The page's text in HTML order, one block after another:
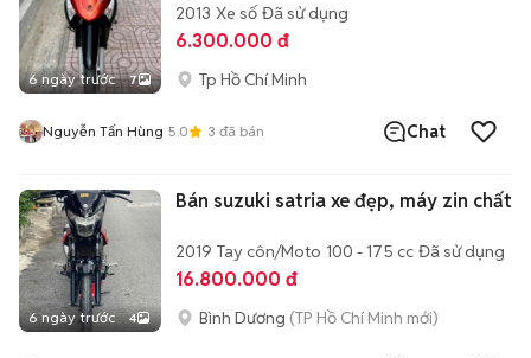
6 ngày trước 7
2013 Xe số Đã sử dụng
6.300.000 đ
Tp Hồ Chí Minh
Nguyễn Tấn Hùng 5.0 3 đã bán Chat
6 ngày trước 4
Bán suzuki satria xe đẹp, máy zin chất
2019 Tay côn/Moto 100 - 175 cc Đã sử dụng
16.800.000 đ
Bình Dương (TP Hồ Chí Minh mới)